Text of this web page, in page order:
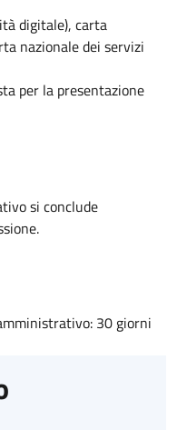
digitale), carta
nazionale dei servizi
per la presentazione
si conclude
30 giorni